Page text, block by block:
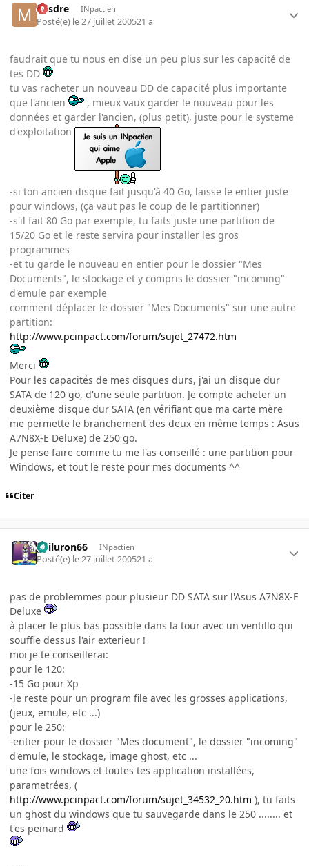
Misdre INpactien
Posté(e) le 27 juillet 200521 a
faudrait que tu nous en dise un peu plus sur les capacité de
tes DD
tu vas racheter un nouveau DD de capacité plus importante
que l'ancien
, mieux vaux garder le nouveau pour les
données et garder l'ancien, (plus petit), juste pour le systeme
d'exploitation
-si ton ancien disque fait jusqu'à 40 Go, laisse le entier juste
pour windows, (ça vaut pas le coup de le partitionner)
-s'il fait 80 Go par exemple, tu faits juste une partition de
15/20 Go et le reste servira pour installer les gros
programmes
-et tu garde le nouveau en entier pour le dossier "Mes
Documents", le stockage et y compris le dossier "incoming"
d'emule par exemple
comment déplacer le dossier "Mes Documents" sur une autre
partition:
http://www.pcinpact.com/forum/sujet_27472.htm
Merci
Pour les capacités de mes disques durs, j'ai un disque dur
SATA de 120 go, d'une seule partition. Je compte acheter un
deuxième disque dur SATA (en vérifiant que ma carte mère
me permette le branchement des deux en même temps : Asus
A7N8X-E Deluxe) de 250 go.
Je pense faire comme tu me l'as conseillé : une partition pour
Windows, et tout le reste pour mes documents ^^
Citer
gailuron66 INpactien
Posté(e) le 27 juillet 200521 a
pas de problemmes pour plusieur DD SATA sur l'Asus A7N8X-E
Deluxe
à placer le plus bas possible dans la tour avec un ventillo qui
souffle dessus l'air exterieur !
moi je te conseillerai:
pour le 120:
-15 Go pour Xp
-le reste pour un program file avec les grosses applications,
(jeux, emule, etc ...)
pour le 250:
-entier pour le dossier "Mes document", le dossier "incoming"
d'emule, le stockage, image ghost, etc ...
une fois windows et toutes tes application installées,
parametrées, (
http://www.pcinpact.com/forum/sujet_34532_20.htm ), tu faits
un ghost du windows que tu sauvegarde dans le 250 ........ et
t'es peinard